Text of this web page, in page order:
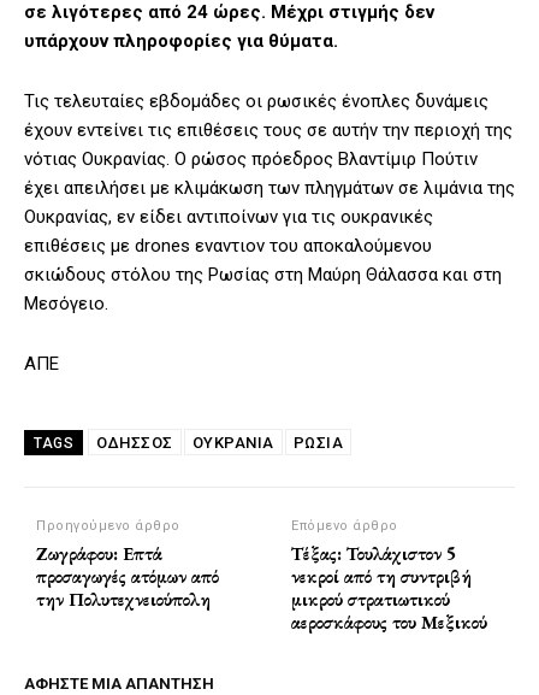
σε λιγότερες από 24 ώρες. Μέχρι στιγμής δεν
υπάρχουν πληροφορίες για θύματα.
Τις τελευταίες εβδομάδες οι ρωσικές ένοπλες δυνάμεις
έχουν εντείνει τις επιθέσεις τους σε αυτήν την περιοχή της
νότιας Ουκρανίας. Ο ρώσος πρόεδρος Βλαντίμιρ Πούτιν
έχει απειλήσει με κλιμάκωση των πληγμάτων σε λιμάνια της
Ουκρανίας, εν είδει αντιποίνων για τις ουκρανικές
επιθέσεις με drones εναντιον του αποκαλούμενου
σκιώδους στόλου της Ρωσίας στη Μαύρη Θάλασσα και στη
Μεσόγειο.
ΑΠΕ
TAGS ΟΔΗΣΣΌΣ ΟΥΚΡΑΝΙΑ ΡΩΣΙΑ
Προηγούμενο άρθρο
Ζωγράφου: Επτά
προσαγωγές ατόμων από
την Πολυτεχνειούπολη
Επόμενο άρθρο
Τέξας: Τουλάχιστον 5
νεκροί από τη συντριβή
μικρού στρατιωτικού
αεροσκάφους του Μεξικού
ΑΦΗΣΤΕ ΜΙΑ ΑΠΑΝΤΗΣΗ